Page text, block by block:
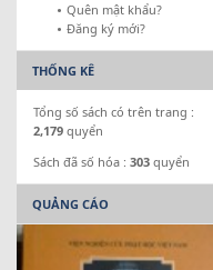
Quên mật khẩu?
Đăng ký mới?
THỐNG KÊ
Tổng số sách có trên trang :
2,179 quyển
Sách đã số hóa : 303 quyển
QUẢNG CÁO